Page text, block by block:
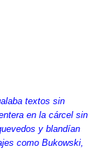
textos sin
en la cárcel sin
y blandían
como Bukowski,